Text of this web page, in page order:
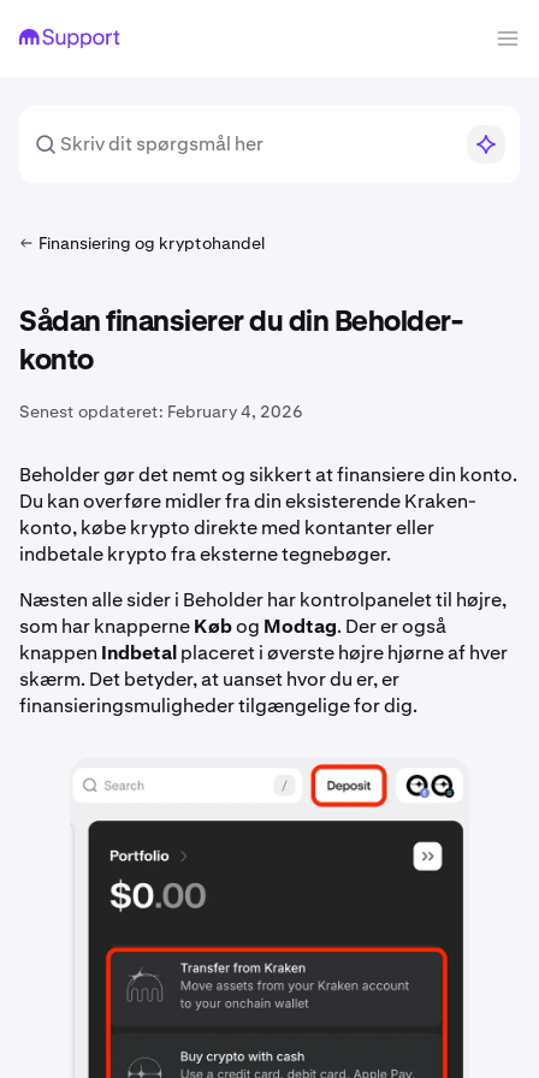
Finansiering og kryptohandel
Sådan finansierer du din Beholder-
konto
Senest opdateret: February 4, 2026
Beholder gør det nemt og sikkert at finansiere din konto.
Du kan overføre midler fra din eksisterende Kraken-
konto, købe krypto direkte med kontanter eller
indbetale krypto fra eksterne tegnebøger.
Næsten alle sider i Beholder har kontrolpanelet til højre,
som har knapperneKøbog Modtag. Der er også
knappen Indbetalplaceret i øverste højre hjørne af hver
skærm. Det betyder, at uanset hvor du er, er
finansieringsmuligheder tilgængelige for dig.